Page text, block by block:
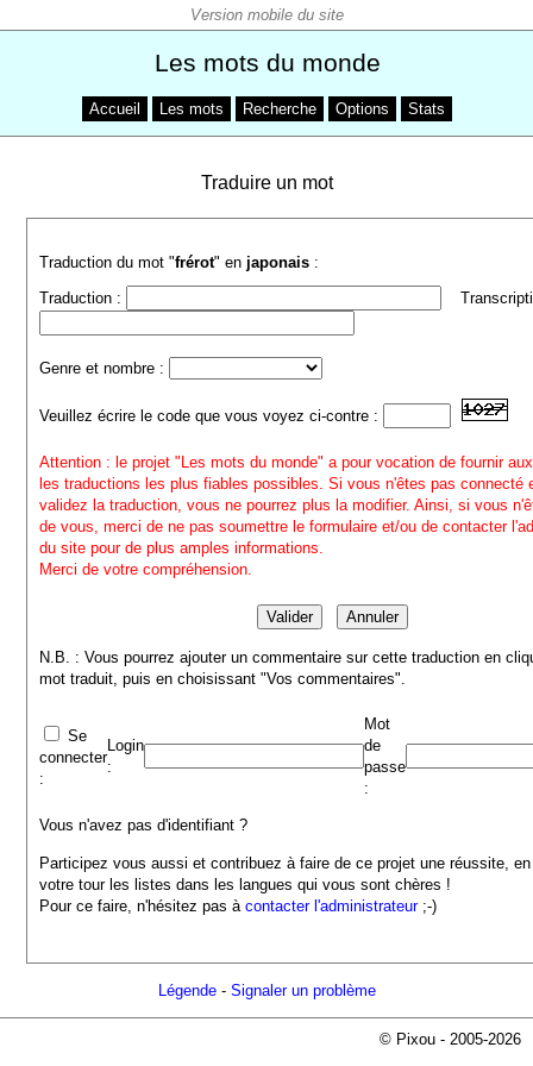
Les mots du monde
Accueil Les mots Recherche Options Stats
Traduire un mot
Traduction du mot "frérot" en japonais :
Traduction :
Genre et nombre :
Veuillez écrire le code que vous voyez ci-contre :
Attention : le projet "Les mots du monde" a pour vocation de fournir
les traductions les plus fiables possibles. Si vous n'êtes pas connecté
validez la traduction, vous ne pourrez plus la modifier. Ainsi, si vous
de vous, merci de ne pas soumettre le formulaire et/ou de contacter
du site pour de plus amples informations.
Merci de votre compréhension.
N.B. : Vous pourrez ajouter un commentaire sur cette traduction en
mot traduit, puis en choisissant "Vos commentaires".
Se
connecter
:
Login
:
Mot
de
passe
:
Vous n'avez pas d'identifiant ?
Participez vous aussi et contribuez à faire de ce projet une réussite,
votre tour les listes dans les langues qui vous sont chères !
Pour ce faire, n'hésitez pas àcontacter l'administrateur;-)
Légende- Signaler un problème
© Pixou - 2005-2026